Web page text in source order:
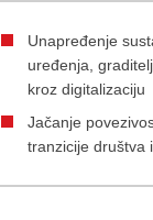
Unapređenje
uređenja,
kroz digitalizaciju
Jačanje
tranzicije društva